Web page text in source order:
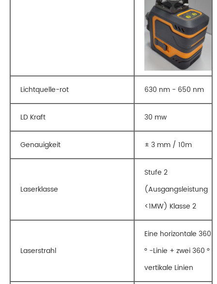
Lichtquelle-rot 630 nm - 650 nm
LD Kraft 30 mw
Genauigkeit ± 3 mm / 10m
Laserklasse
Stufe 2
(Ausgangsleistung
<1MW) Klasse 2
Laserstrahl
Eine horizontale 360
​​° -Linie + zwei 360 °
vertikale Linien